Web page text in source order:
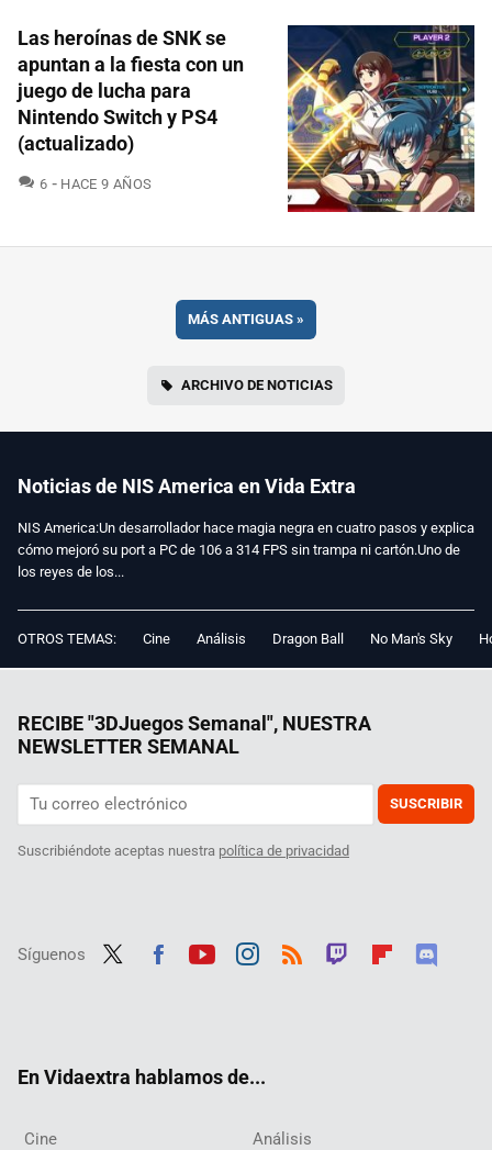
Las heroínas de SNK se
apuntan a la fiesta con un
juego de lucha para
Nintendo Switch y PS4
(actualizado)
6 COMENTARIOS
HACE 9 AÑOS
MÁS ANTIGUAS »
ARCHIVO DE NOTICIAS
Noticias de NIS America en Vida Extra
NIS America:Un desarrollador hace magia negra en cuatro pasos y explica
cómo mejoró su port a PC de 106 a 314 FPS sin trampa ni cartón.Uno de
los reyes de los...
OTROS TEMAS: Cine Análisis Dragon Ball No Man's Sky
RECIBE "3DJuegos Semanal", NUESTRA
NEWSLETTER SEMANAL
SUSCRIBIR
Suscribiéndote aceptas nuestra política de privacidad
Síguenos
En Vidaextra hablamos de...
Cine Análisis